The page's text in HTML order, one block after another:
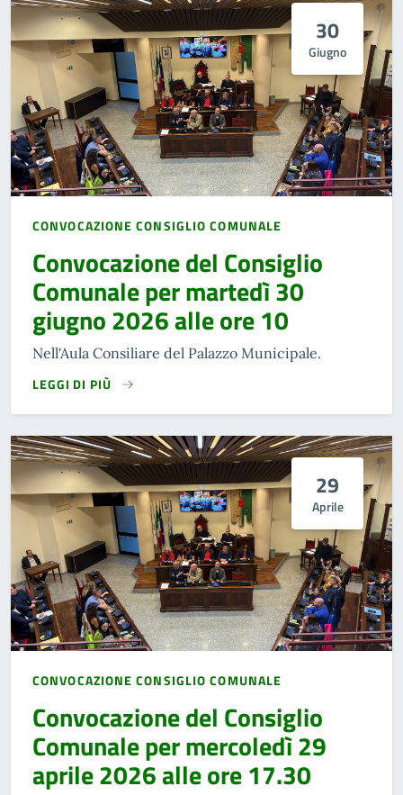
30
Giugno
CONVOCAZIONE CONSIGLIO COMUNALE
Convocazione del Consiglio
Comunale per martedì 30
giugno 2026 alle ore 10
Nell'Aula Consiliare del Palazzo Municipale.
LEGGI DI PIÙ
29
Aprile
CONVOCAZIONE CONSIGLIO COMUNALE
Convocazione del Consiglio
Comunale per mercoledì 29
aprile 2026 alle ore 17.30